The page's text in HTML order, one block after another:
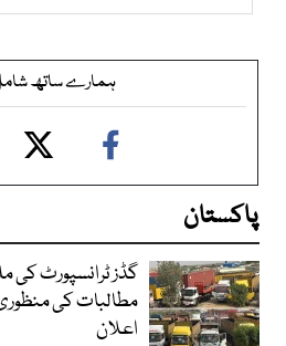
ہمارے ساتھ
پاکستان
گڈز ٹرانسپورٹ کی
مطالبات کی
اعلان